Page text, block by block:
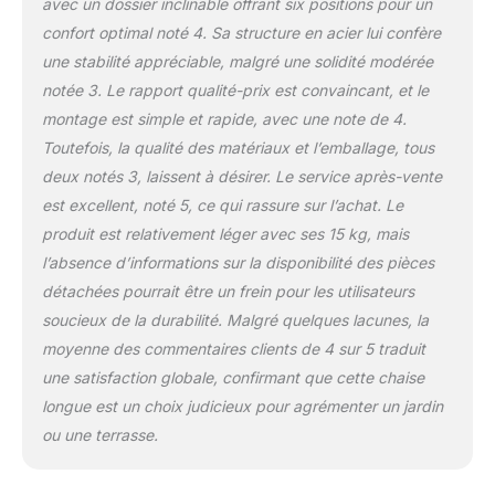
durable. Idéal pour un
bain de soleil jardin
extérieur, il résiste aux
compromettre
l'esthétique, prouvant
que confort, élégance et
résistance peuvent
coexister
harmonieusement.
FLEXIBILITÉ À TOUT
ÉPREUVE: Adaptez votre
détente à l'infini avec
cette chaise longue
pliante, aussi élégante
dans votre salon intérieur
que sur votre terrasse.
Sa polyvalence vous
confort optimal noté 4. Sa structure en acier lui confère
une stabilité appréciable, malgré une solidité modérée
notée 3. Le rapport qualité-prix est convaincant, et le
montage est simple et rapide, avec une note de 4.
Toutefois, la qualité des matériaux et l’emballage, tous
deux notés 3, laissent à désirer. Le service après-vente
est excellent, noté 5, ce qui rassure sur l’achat. Le
produit est relativement léger avec ses 15 kg, mais
l’absence d’informations sur la disponibilité des pièces
détachées pourrait être un frein pour les utilisateurs
soucieux de la durabilité. Malgré quelques lacunes, la
moyenne des commentaires clients de 4 sur 5 traduit
une satisfaction globale, confirmant que cette chaise
longue est un choix judicieux pour agrémenter un jardin
ou une terrasse.